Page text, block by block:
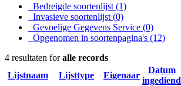
Bedreigde soortenlijst (1)
Invasieve soortenlijst (0)
Gevoelige Gegevens Service (0)
Opgenomen in soortenpagina's (12)
4 resultaten foralle records
Lijstnaam
Lijsttype Eigenaar
Datum
ingediend